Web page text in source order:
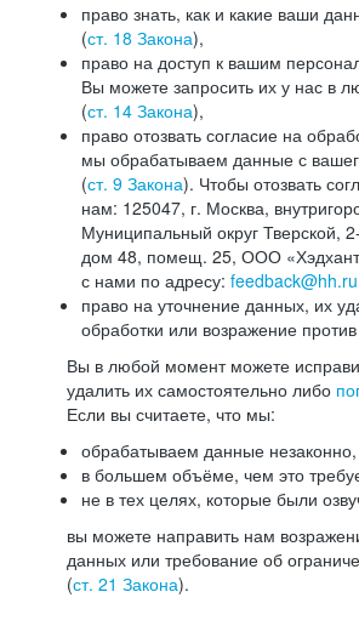
право знать, как и какие ваши
(ст. 18 Закона),
право на доступ к вашим
Вы можете запросить их у нас в
(ст. 14 Закона),
право отозвать согласие на
мы обрабатываем данные с
(ст. 9 Закона). Чтобы отозвать
нам: 125047, г. Москва,
Муниципальный округ Тверской,
дом 48, помещ. 25, ООО
с нами по адресу: feedback@hh.ru
право на уточнение данных, их
обработки или возражение
Вы в любой момент можете
удалить их самостоятельно либо
Если вы считаете, что мы:
обрабатываем данные незаконно,
в большем объёме, чем это
не в тех целях, которые были
вы можете направить нам
данных или требование об
(ст. 21 Закона).